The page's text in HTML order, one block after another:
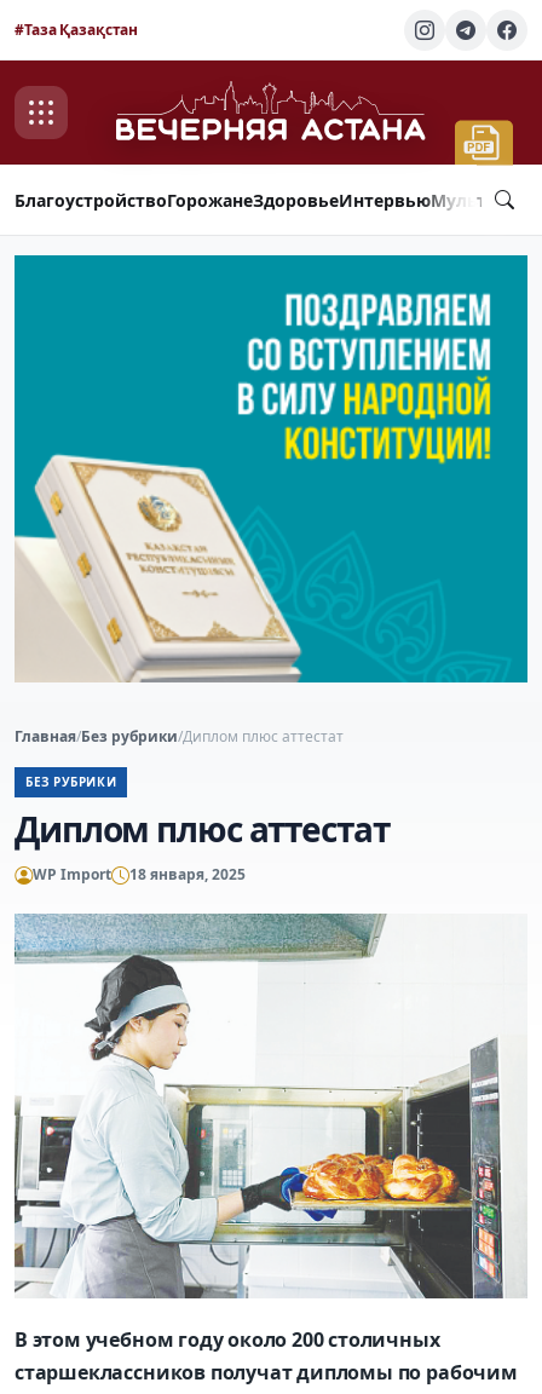
#Таза Қазақстан
БлагоустройствоГорожанеЗдоровьеИнтервью
Главная/Без рубрики/Диплом плюс аттестат
БЕЗ РУБРИКИ
Диплом плюс аттестат
WP Import 18 января, 2025
В этом учебном году около 200 столичных
старшеклассников получат дипломы по рабочим